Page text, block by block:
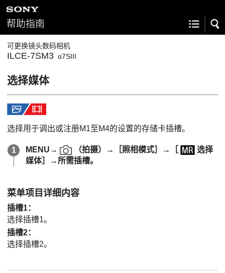
帮助指南
可更换镜头数码相机
ILCE-7SM3 α7SIII
选择媒体
选择用于调出或注册M1至M4的设置的存储卡插槽。
MENU → （拍摄）→ ［照相模式］ →
选择
媒体］
→所需插槽。
菜单项目详细内容
插槽1：
选择插槽1。
插槽2：
选择插槽2。